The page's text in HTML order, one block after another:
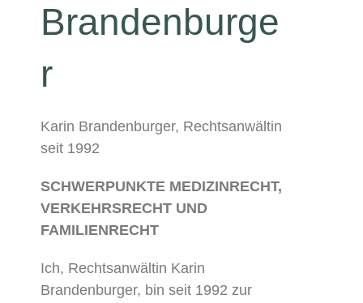
Brandenburge
r
Karin Brandenburger, Rechtsanwältin
seit 1992
SCHWERPUNKTE MEDIZINRECHT,
VERKEHRSRECHT UND
FAMILIENRECHT
Ich, Rechtsanwältin Karin
Brandenburger, bin seit 1992 zur